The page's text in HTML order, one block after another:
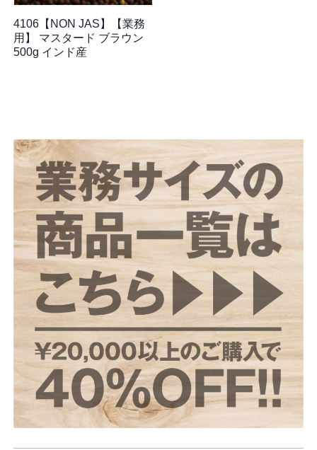
4106【NON JAS】【業務
用】 マスタード ブラウン
500g インド産